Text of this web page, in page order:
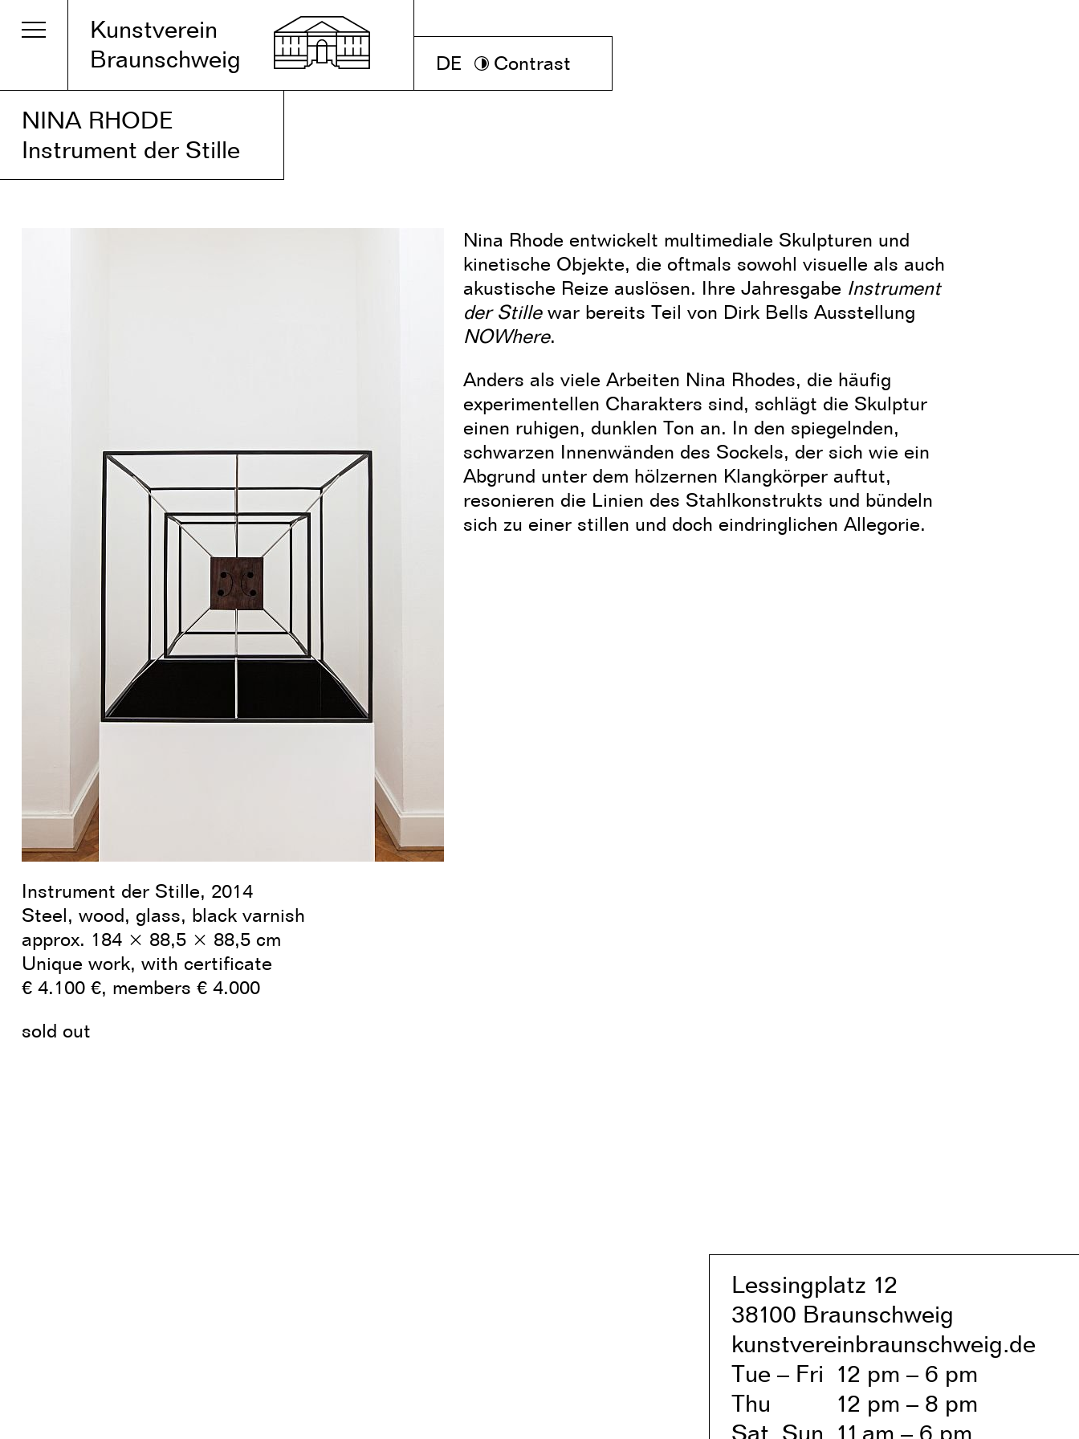
Kunstverein
Braunschweig
DE Contrast
NINA RHODE
Instrument der Stille
Instrument der Stille, 2014
Steel, wood, glass, black varnish
approx. 184 × 88,5 × 88,5 cm
Unique work, with certificate
€ 4.100 €, members € 4.000
sold out
Nina Rhode entwickelt multimediale Skulpturen und
kinetische Objekte, die oftmals sowohl visuelle als auch
akustische Reize auslösen. Ihre Jahresgabe Instrument
der Stillewar bereits Teil von Dirk Bells Ausstellung
NOWhere.
Anders als viele Arbeiten Nina Rhodes, die häufig
experimentellen Charakters sind, schlägt die Skulptur
einen ruhigen, dunklen Ton an. In den spiegelnden,
schwarzen Innenwänden des Sockels, der sich wie ein
Abgrund unter dem hölzernen Klangkörper auftut,
resonieren die Linien des Stahlkonstrukts und bündeln
sich zu einer stillen und doch eindringlichen Allegorie.
Lessingplatz 12
38100 Braunschweig
kunstvereinbraunschweig.de
Tue – Fri
Thu
Sat, Sun
12 pm – 6 pm
12 pm – 8 pm
11am – 6 pm